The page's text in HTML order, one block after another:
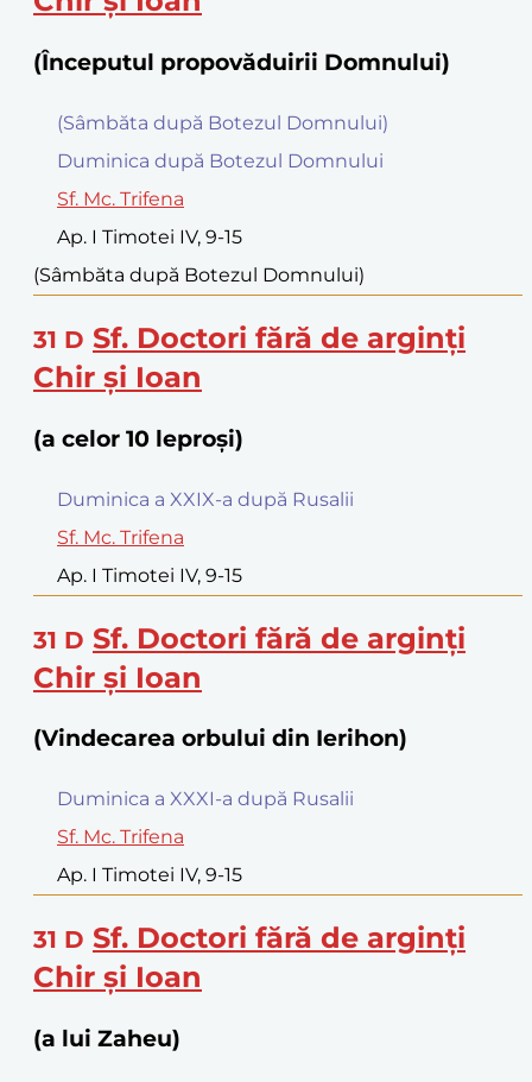
(Începutul propovăduirii Domnului)
(Sâmbăta după Botezul Domnului)
Duminica după Botezul Domnului
Sf. Mc. Trifena
Ap. I Timotei IV, 9-15
(Sâmbăta după Botezul Domnului)
31 D Sf. Doctori fără de arginţi
Chir şi Ioan
(a celor 10 leproşi)
Duminica a XXIX-a după Rusalii
Sf. Mc. Trifena
Ap. I Timotei IV, 9-15
31 D Sf. Doctori fără de arginţi
Chir şi Ioan
(Vindecarea orbului din Ierihon)
Duminica a XXXI-a după Rusalii
Sf. Mc. Trifena
Ap. I Timotei IV, 9-15
31 D Sf. Doctori fără de arginţi
Chir şi Ioan
(a lui Zaheu)